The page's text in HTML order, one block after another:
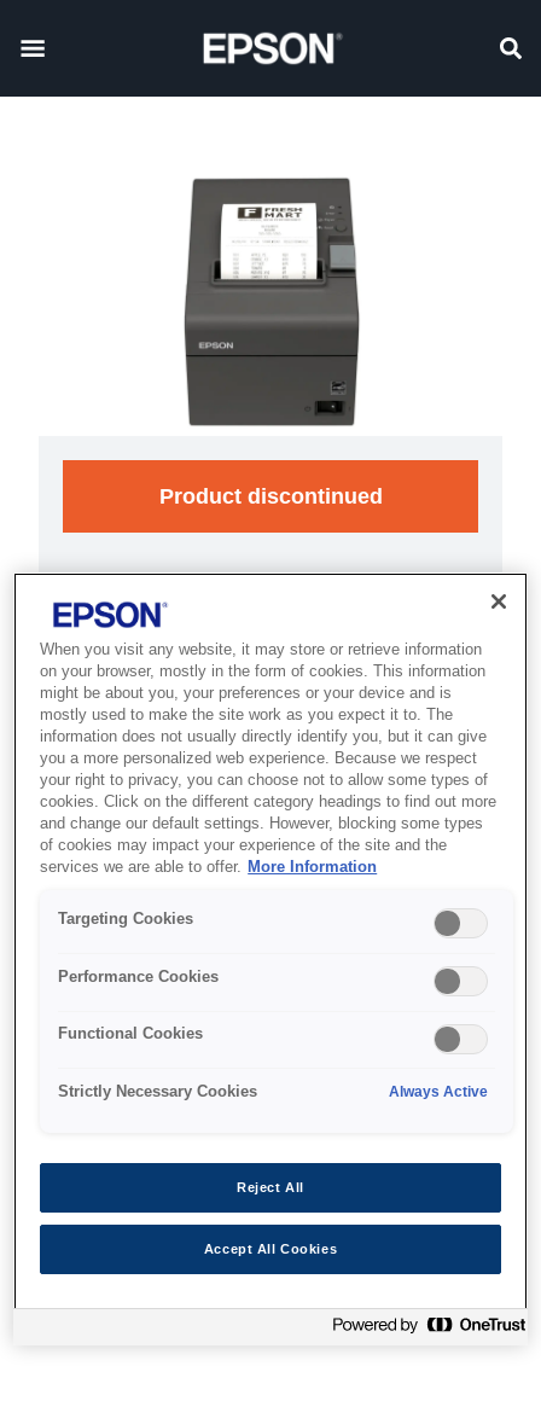
Product discontinued
This product is no longer available.
Support and resources are provided
below.
SKU:C31CB10011
TM-T20 (011): USB,
PS, EDG, UK
Dependable, low maintenance
thermal receipt printer, that
makes economical sense for your
business.
150mm/sec
Find support
When you visit any website, it may store or retrieve information
on your browser, mostly in the form of cookies. This information
might be about you, your preferences or your device and is
mostly used to make the site work as you expect it to. The
information does not usually directly identify you, but it can give
you a more personalized web experience. Because we respect
your right to privacy, you can choose not to allow some types of
cookies. Click on the different category headings to find out more
and change our default settings. However, blocking some types
of cookies may impact your experience of the site and the
services we are able to offer. More Information
Targeting Cookies
Performance Cookies
Functional Cookies
Strictly Necessary Cookies Always Active
Reject All
Accept All Cookies